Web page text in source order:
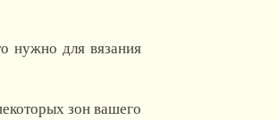
нужно для вязания
зон вашего